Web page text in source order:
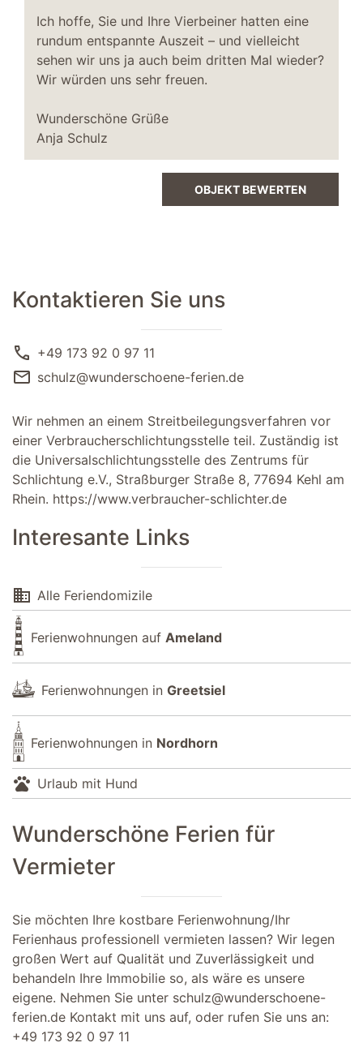
Fahrradschuppen
Fahrradschuppen vorhanden
Fahrradschuppen abschließbar
Doppelbett 180 x 200 m
TV SAT/Kabel
Garderobe
Ich hoffe, Sie und Ihre Vierbeiner hatten eine
rundum entspannte Auszeit – und vielleicht
sehen wir uns ja auch beim dritten Mal wieder?
Wir würden uns sehr freuen.
Wunderschöne Grüße
Anja Schulz
OBJEKT BEWERTEN
Kontaktieren Sie uns
call +49 173 92 0 97 11
mail schulz@wunderschoene-ferien.de
Wir nehmen an einem Streitbeilegungsverfahren vor
einer Verbraucherschlichtungsstelle teil. Zuständig ist
die Universalschlichtungsstelle des Zentrums für
Schlichtung e.V., Straßburger Straße 8, 77694 Kehl am
Rhein. https://www.verbraucher-schlichter.de
Interesante Links
domain Alle Feriendomizile
Ferienwohnungen auf Ameland
Ferienwohnungen in Greetsiel
Ferienwohnungen in Nordhorn
pets Urlaub mit Hund
Wunderschöne Ferien für
Vermieter
Sie möchten Ihre kostbare Ferienwohnung/Ihr
Ferienhaus professionell vermieten lassen? Wir legen
großen Wert auf Qualität und Zuverlässigkeit und
behandeln Ihre Immobilie so, als wäre es unsere
eigene. Nehmen Sie unter schulz@wunderschoene-
ferien.de Kontakt mit uns auf, oder rufen Sie uns an:
+49 173 92 0 97 11